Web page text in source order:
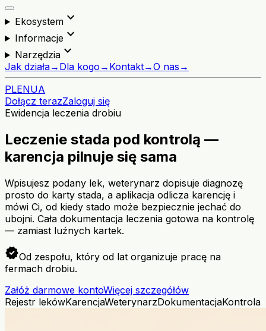
Ekosystemexpand_more
Informacjeexpand_more
Narzędziaexpand_more
Jak działa→ Dla kogo → Kontakt→O nas →
PLENUA
Dołącz terazZaloguj się
Ewidencja leczenia drobiu
Leczenie stada pod kontrolą —
karencja pilnuje się sama
Wpisujesz podany lek, weterynarz dopisuje diagnozę
prosto do karty stada, a aplikacja odlicza karencję i
mówi Ci, od kiedy stado może bezpiecznie jechać do
ubojni. Cała dokumentacja leczenia gotowa na kontrolę
— zamiast luźnych kartek.
verifiedOd zespołu, który od lat organizuje pracę na
fermach drobiu.
Załóż darmowe kontoWięcej szczegółów
Rejestr lekówKarencjaWeterynarzDokumentacjaKontrola